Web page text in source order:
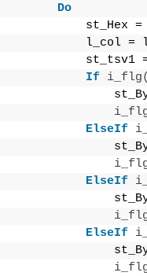
Do
            st_Hex =
l_col =
st_tsv1
If i_flg(
ElseIf
ElseIf
ElseIf